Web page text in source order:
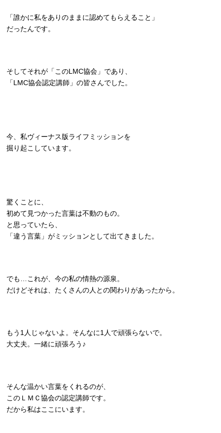
「誰かに私をありのままに認めてもらえること」
だったんです。
そしてそれが「このLMC協会」であり、
「LMC協会認定講師」の皆さんでした。
今、私ヴィーナス版ライフミッションを
掘り起こしています。
驚くことに、
初めて見つかった言葉は不動のもの。
と思っていたら、
「違う言葉」がミッションとして出てきました。
でも…これが、今の私の情熱の源泉。
だけどそれは、たくさんの人との関わりがあったから。
もう1人じゃないよ。そんなに1人で頑張らないで。
大丈夫。一緒に頑張ろう♪
そんな温かい言葉をくれるのが、
このＬＭＣ協会の認定講師です。
だから私はここにいます。